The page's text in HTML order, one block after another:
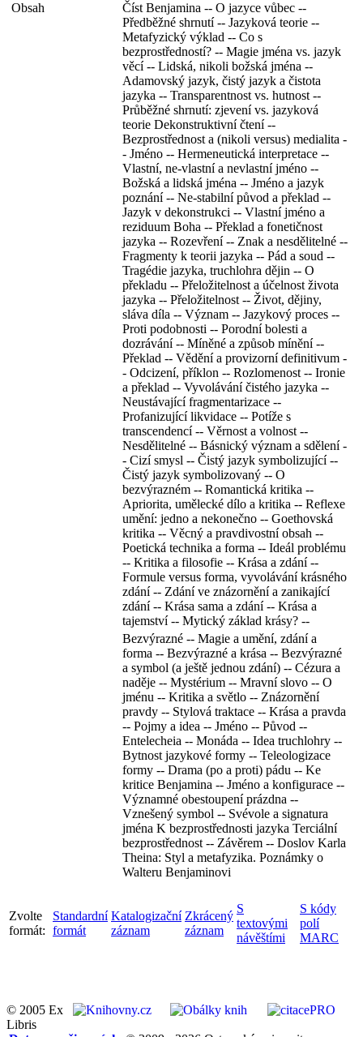
Obsah
Číst Benjamina -- O jazyce vůbec --
Předběžné shrnutí -- Jazyková teorie --
Metafyzický výklad -- Co s
bezprostředností? -- Magie jména vs. jazyk
věcí -- Lidská, nikoli božská jména --
Adamovský jazyk, čistý jazyk a čistota
jazyka -- Transparentnost vs. hutnost --
Průběžné shrnutí: zjevení vs. jazyková
teorie Dekonstruktivní čtení --
Bezprostřednost a (nikoli versus) medialita -
- Jméno -- Hermeneutická interpretace --
Vlastní, ne-vlastní a nevlastní jméno --
Božská a lidská jména -- Jméno a jazyk
poznání -- Ne-stabilní původ a překlad --
Jazyk v dekonstrukci -- Vlastní jméno a
reziduum Boha -- Překlad a fonetičnost
jazyka -- Rozevření -- Znak a nesdělitelné --
Fragmenty k teorii jazyka -- Pád a soud --
Tragédie jazyka, truchlohra dějin -- O
překladu -- Přeložitelnost a účelnost života
jazyka -- Přeložitelnost -- Život, dějiny,
sláva díla -- Význam -- Jazykový proces --
Proti podobnosti -- Porodní bolesti a
dozrávání -- Míněné a způsob mínění --
Překlad -- Vědění a provizorní definitivum -
- Odcizení, příklon -- Rozlomenost -- Ironie
a překlad -- Vyvolávání čistého jazyka --
Neustávající fragmentarizace --
Profanizující likvidace -- Potíže s
transcendencí -- Věrnost a volnost --
Nesdělitelné -- Básnický význam a sdělení -
- Cizí smysl -- Čistý jazyk symbolizující --
Čistý jazyk symbolizovaný -- O
bezvýrazném -- Romantická kritika --
Apriorita, umělecké dílo a kritika -- Reflexe
umění: jedno a nekonečno -- Goethovská
kritika -- Věcný a pravdivostní obsah --
Poetická technika a forma -- Ideál problému
-- Kritika a filosofie -- Krása a zdání --
Formule versus forma, vyvolávání krásného
zdání -- Zdání ve znázornění a zanikající
zdání -- Krása sama a zdání -- Krása a
tajemství -- Mytický základ krásy? --
Bezvýrazné -- Magie a umění, zdání a
forma -- Bezvýrazné a krása -- Bezvýrazné
a symbol (a ještě jednou zdání) -- Cézura a
naděje -- Mystérium -- Mravní slovo -- O
jménu -- Kritika a světlo -- Znázornění
pravdy -- Stylová traktace -- Krása a pravda
-- Pojmy a idea -- Jméno -- Původ --
Entelecheia -- Monáda -- Idea truchlohry --
Bytnost jazykové formy -- Teleologizace
formy -- Drama (po a proti) pádu -- Ke
kritice Benjamina -- Jméno a konfigurace --
Významné obestoupení prázdna --
Vznešený symbol -- Svévole a signatura
jména K bezprostřednosti jazyka Terciální
bezprostřednost -- Závěrem -- Doslov Karla
Theina: Styl a metafyzika. Poznámky o
Walteru Benjaminovi
Zvolte
formát:
Standardní
formát
Katalogizační
záznam
Zkrácený
záznam
S
textovými
návěštími
S kódy
polí
MARC
© 2005 Ex
Libris